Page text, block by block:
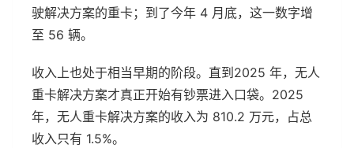
驶解决方案的重卡；到了今年 4 月底，这一数字增
至 56 辆。
收入上也处于相当早期的阶段。直到2025 年，无人
重卡解决方案才真正开始有钞票进入口袋。2025
年，无人重卡解决方案的收入为 810.2 万元，占总
收入只有 1.5%。